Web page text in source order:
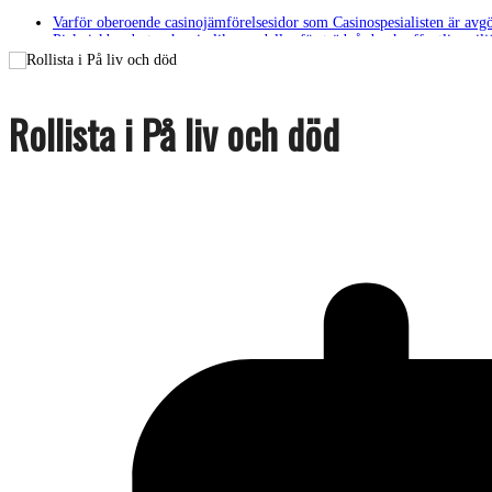
Varför oberoende casinojämförelsesidor som Casinospesialisten är
Picknickbord utomhus i olika modeller för trädgård och offentlig
Svenska streamingtittare formar kvällens underhållning på nya sätt
Rollista i På liv och död